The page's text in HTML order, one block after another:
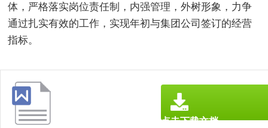
体，严格落实岗位责任制，内强管理，外树形象，力争
通过扎实有效的工作，实现年初与集团公司签订的经营
指标。
点击下载文档